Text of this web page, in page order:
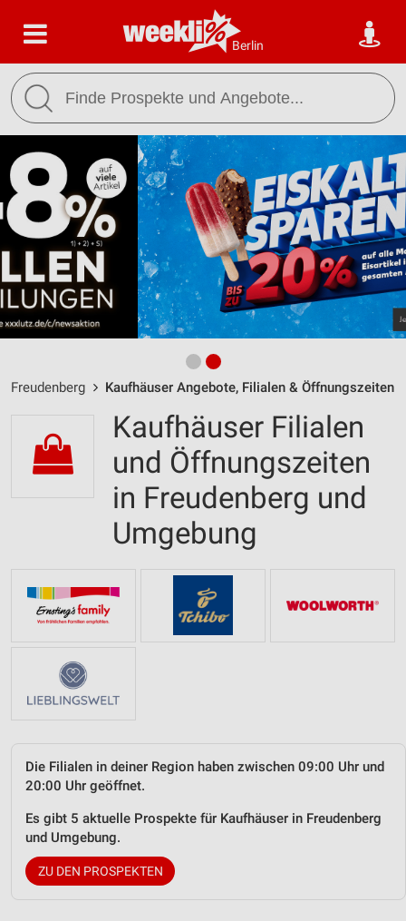
Berlin
Freudenberg Kaufhäuser Angebote, Filialen & Öffnungszeiten
Kaufhäuser Filialen
und Öffnungszeiten
in Freudenberg und
Umgebung
Die Filialen in deiner Region haben zwischen 09:00 Uhr und
20:00 Uhr geöffnet.
Es gibt 5 aktuelle Prospekte für Kaufhäuser in Freudenberg
und Umgebung.
ZU DEN PROSPEKTEN